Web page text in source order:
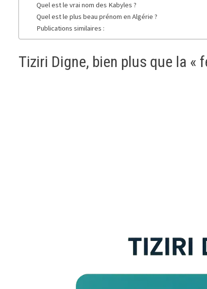
Quel est le vrai nom des Kabyles ?
Quel est le plus beau prénom en Algérie ?
Publications similaires :
Tiziri Digne, bien plus que la «